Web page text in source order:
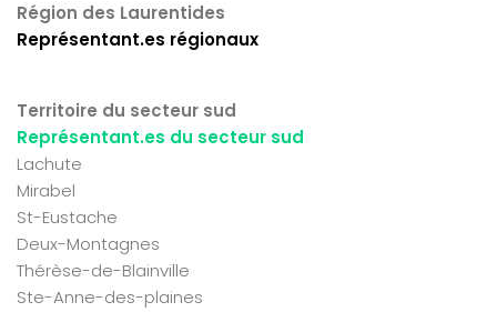
Région des Laurentides
Représentant.es régionaux
Territoire du secteur sud
Représentant.es du secteur sud
Lachute
Mirabel
St-Eustache
Deux-Montagnes
Thérèse-de-Blainville
Ste-Anne-des-plaines